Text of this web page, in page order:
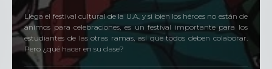
Llega el festival cultural de la U.A., y si bien los héroes no están de
ánimos para celebraciones, es un festival importante para los
estudiantes de las otras ramas, así que todos deben colaborar.
Pero ¿qué hacer en su clase?